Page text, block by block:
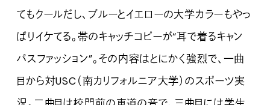
てもクールだし、ブルーとイエローの大学カラーもやっ
ぱりイケてる。帯のキャッチコピーが“耳で着るキャン
パスファッション”。その内容はとにかく強烈で、一曲
目から対USC（南カリフォルニア大学）のスポーツ実